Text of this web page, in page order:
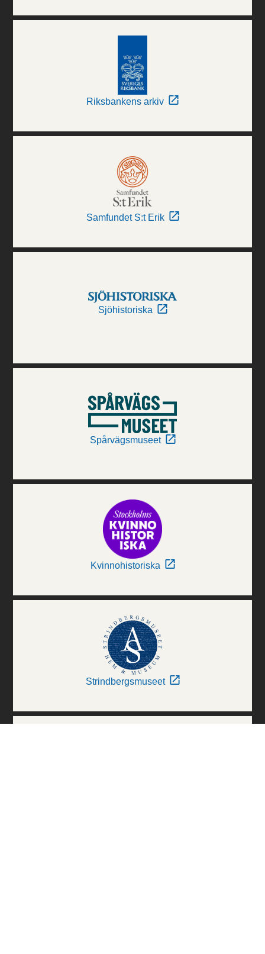
Riksbankens arkiv
Samfundet S:t Erik
Sjöhistoriska
Spårvägsmuseet
Kvinnohistoriska
Strindbergsmuseet